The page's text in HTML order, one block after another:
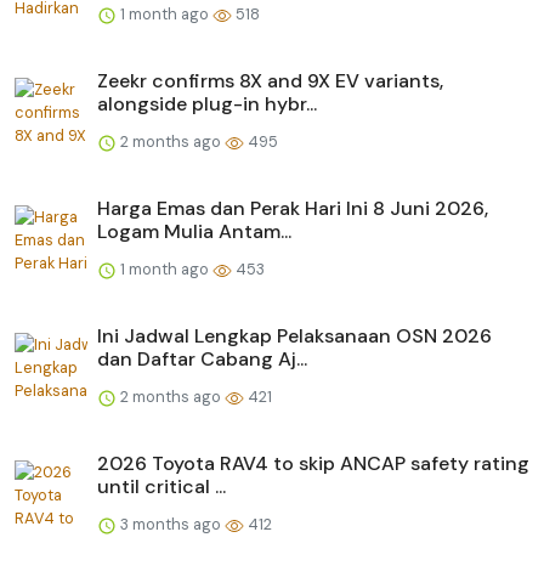
1 month ago 518
Zeekr confirms 8X and 9X EV variants,
alongside plug-in hybr...
2 months ago 495
Harga Emas dan Perak Hari Ini 8 Juni 2026,
Logam Mulia Antam...
1 month ago 453
Ini Jadwal Lengkap Pelaksanaan OSN 2026
dan Daftar Cabang Aj...
2 months ago 421
2026 Toyota RAV4 to skip ANCAP safety rating
until critical ...
3 months ago 412